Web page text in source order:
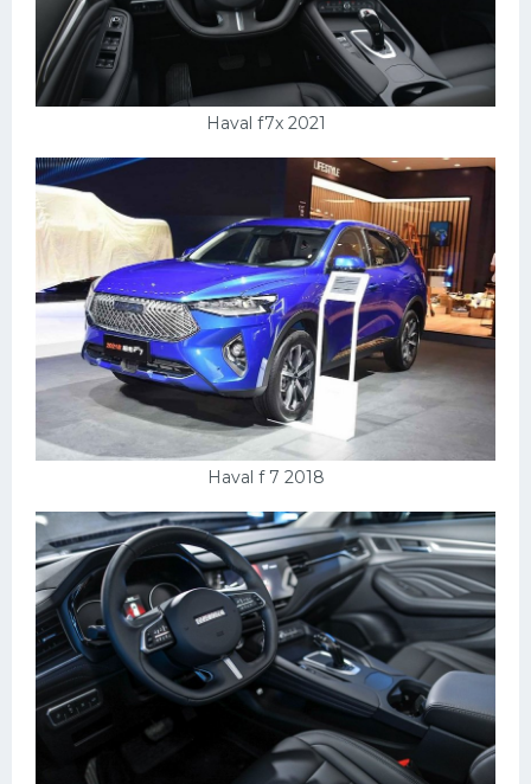
Haval f7x 2021
Haval f 7 2018